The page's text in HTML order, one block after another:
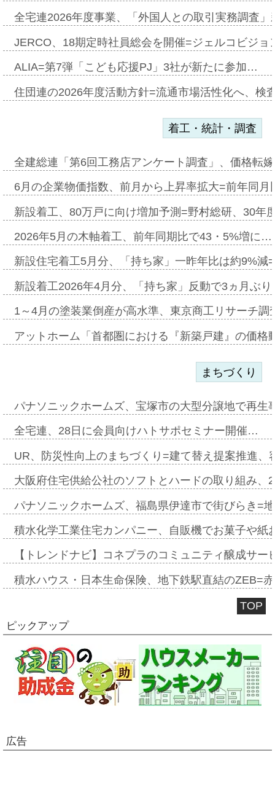
全宅連2026年度事業、「外国人との取引実務調査
JERCO、18期定時社員総会を開催=ジェルコビジ
ALIA=第7弾「こども応援PJ」3社が新たに参加…
住団連の2026年度活動方針=流通市場活性化へ、検
着工・統計・調査
全建総連「第6回工務店アンケート調査」、価格転
6月の企業物価指数、前月から上昇率拡大=前年同
新設着工、80万戸に向け増加予測=野村総研、30年
2026年5月の木軸着工、前年同期比で43・5%増に…
新設住宅着工5月分、「持ち家」一昨年比は約9%
新設着工2026年4月分、「持ち家」反動で3ヵ月ぶ
1～4月の塗装業倒産が高水準、東京商工リサーチ
アットホーム「首都圏における『新築戸建』の価
まちづくり
パナソニックホームズ、宝塚市の大型分譲地で再
全宅連、28日に会員向けハトサポセミナー開催…
UR、防災性向上のまちづくり=建て替え提案推進
大阪府住宅供給公社のソフトとハードの取り組み
パナソニックホームズ、福島県伊達市で街びらき=
積水化学工業住宅カンパニー、自販機でお菓子や
【トレンドナビ】コネプラのコミュニティ醸成サ
積水ハウス・日本生命保険、地下鉄駅直結のZEB=
TOP
ピックアップ
広告